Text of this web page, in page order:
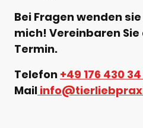
Bei Fragen wenden
mich! Vereinbaren
Termin.
Telefon +49 176 430
Mail